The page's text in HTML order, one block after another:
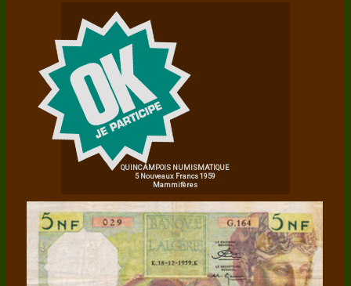
QUINCAMPOIS NUMISMATIQUE
5 Nouveaux Francs 1959
Mammifères